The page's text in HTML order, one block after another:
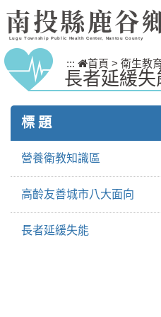
跳到主要內容區塊
南投縣鹿谷
Lugu Township Public Health Center, Nantou County
::: 首頁 > 衛生教
長者延緩失
標 題
營養衛教知識區
高齡友善城市八大面向
長者延緩失能